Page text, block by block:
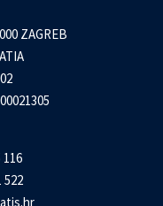
ZAGREB
116
522